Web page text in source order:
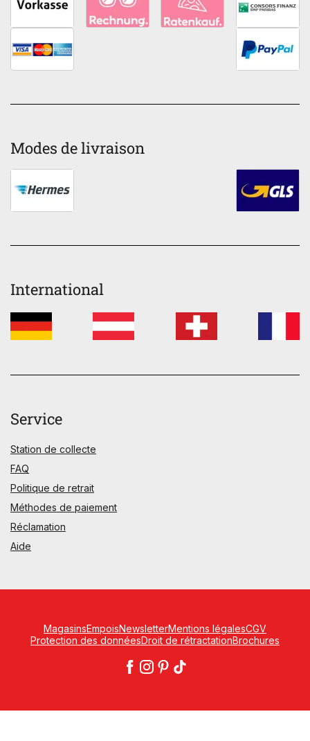
Modes de livraison
International
Service
Station de collecte
FAQ
Politique de retrait
Méthodes de paiement
Réclamation
Aide
MagasinsEmpoisNewsletterMentions légalesCGV
Protection des donnéesDroit de rétractationBrochures